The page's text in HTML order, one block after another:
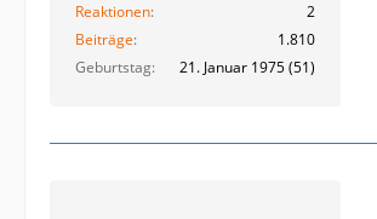
Reaktionen
2
Beiträge
1.810
Geburtstag
21. Januar 1975 (51)